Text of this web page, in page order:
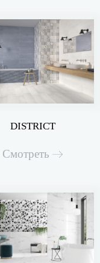
DISTRICT
Смотреть